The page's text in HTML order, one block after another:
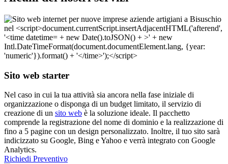
Sito web starter
Nel caso in cui la tua attività sia ancora nella fase iniziale di
organizzazione o disponga di un budget limitato, il servizio di
creazione di un sito web è la soluzione ideale. Il pacchetto
comprende la registrazione del nome di dominio e la realizzazione di
fino a 5 pagine con un design personalizzato. Inoltre, il tuo sito sarà
indicizzato su Google, Bing e Yahoo e verrà integrato con Google
Analytics.
Richiedi Preventivo